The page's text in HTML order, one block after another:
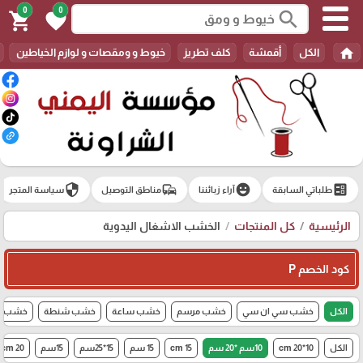
search
0
favorite
0
shopping_cart
home الكل أقمشة كلف تطريز خيوط و ومقصات و لوازم الخياطين
ballotطلباتي السابقة emoji_emotionsآراء زبائننا commuteمناطق التوصيل securityسياسة المتجر
الرئيسية كل المنتجات الخشب الاشغال اليدوية
كود الخصم P
الكل خشب سي ان سي خشب مرسم خشب ساعة خشب شنطة خشب
الكل 10*20 cm 10سم *20 سم 15 cm 15 سم 15*25سم 15سم 20 cm